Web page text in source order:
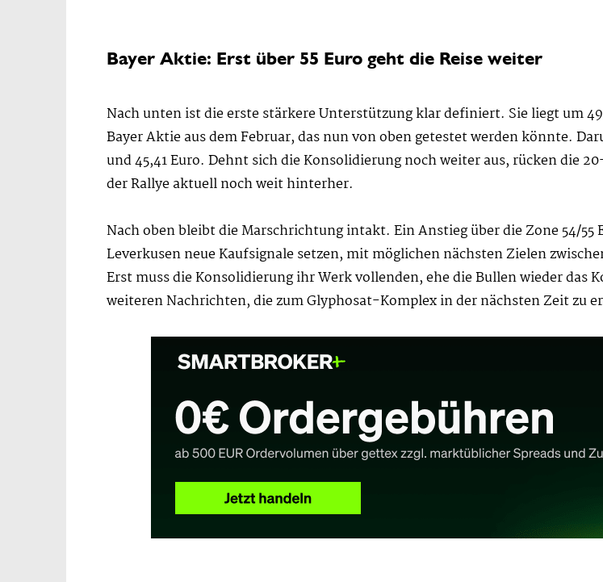
Bayer Aktie: Erst über 55 Euro geht die Reise weiter
Nach unten ist die erste stärkere Unterstützung klar definiert. Sie liegt um
Bayer Aktie aus dem Februar, das nun von oben getestet werden könnte.
und 45,41 Euro. Dehnt sich die Konsolidierung noch weiter aus, rücken die
der Rallye aktuell noch weit hinterher.
Nach oben bleibt die Marschrichtung intakt. Ein Anstieg über die Zone 54/
Leverkusen neue Kaufsignale setzen, mit möglichen nächsten Zielen
Erst muss die Konsolidierung ihr Werk vollenden, ehe die Bullen wieder das
weiteren Nachrichten, die zum Glyphosat-Komplex in der nächsten Zeit zu